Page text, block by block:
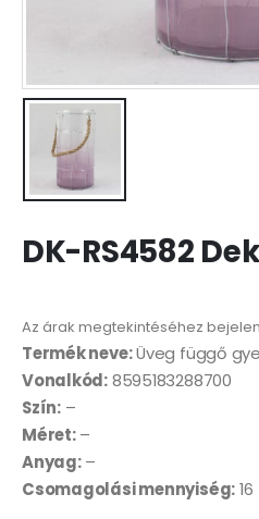
DK-RS4582
Az árak megtekintéséhez
Termék neve:Üveg függő
Vonalkód:8595183288700
Szín:–
Méret:–
Anyag:–
Csomagolási mennyiség:16